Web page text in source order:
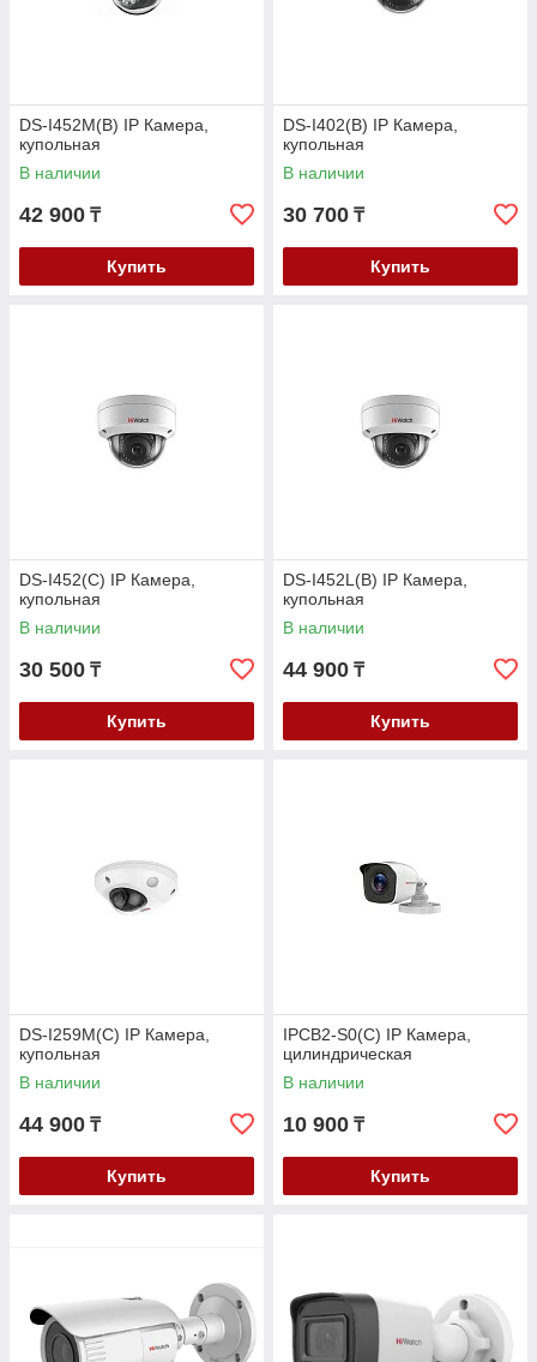
DS-I452M(B) IP Камера,
купольная
В наличии
42 900 ₸
Купить
DS-I402(B) IP Камера,
купольная
В наличии
30 700 ₸
Купить
DS-I452(C) IP Камера,
купольная
В наличии
30 500 ₸
Купить
DS-I452L(B) IP Камера,
купольная
В наличии
44 900 ₸
Купить
DS-I259M(C) IP Камера,
купольная
В наличии
44 900 ₸
Купить
IPCB2-S0(C) IP Камера,
цилиндрическая
В наличии
10 900 ₸
Купить